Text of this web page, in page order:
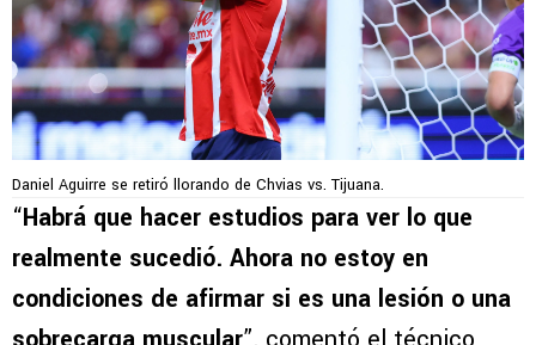
Daniel Aguirre se retiró llorando de Chvias vs. Tijuana.
“Habrá que hacer estudios para ver lo que
realmente sucedió. Ahora no estoy en
condiciones de afirmar si es una lesión o una